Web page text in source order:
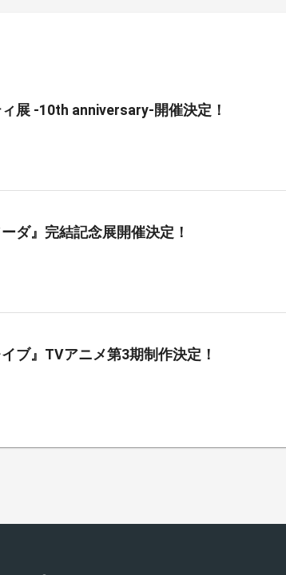
展 -10th anniversary-開催決定！
ダ』完結記念展開催決定！
ブ』TVアニメ第3期制作決定！